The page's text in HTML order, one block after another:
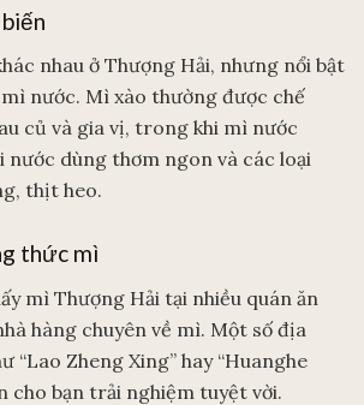
nhau ở Thượng Hải, nhưng nổi bật
nước. Mì xào thường được chế
củ và gia vị, trong khi mì nước
nước dùng thơm ngon và các loại
thịt heo.
thức mì
mì Thượng Hải tại nhiều quán ăn
hàng chuyên về mì. Một số địa
“Lao Zheng Xing” hay “Huanghe
cho bạn trải nghiệm tuyệt vời.